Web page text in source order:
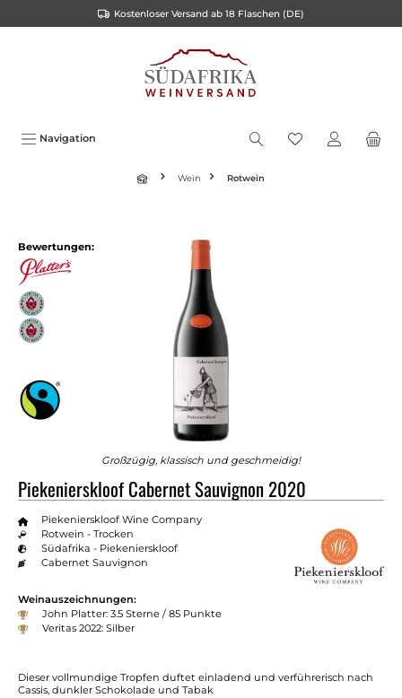
Kostenloser Versand ab 18 Flaschen (DE)
Navigation
Wein Rotwein
Bewertungen:
Großzügig, klassisch und geschmeidig!
Piekenierskloof Cabernet Sauvignon 2020
Piekenierskloof Wine Company
Rotwein - Trocken
Südafrika - Piekenierskloof
Cabernet Sauvignon
Weinauszeichnungen:
John Platter: 3.5 Sterne / 85 Punkte
Veritas 2022: Silber
Dieser vollmundige Tropfen duftet einladend und verführerisch nach
Cassis, dunkler Schokolade und Tabak